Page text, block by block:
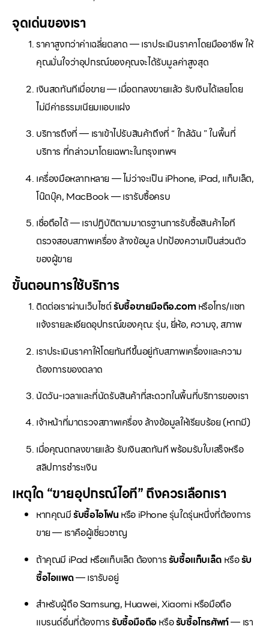
จุดเด่นของเรา
ราคาสูงกว่าค่าเฉลี่ยตลาด — เราประเมินราคาโดยมืออาชีพ ให้
คุณมั่นใจว่าอุปกรณ์ของคุณจะได้รับมูลค่าสูงสุด
เงินสดทันทีเมื่อขาย — เมื่อตกลงขายแล้ว รับเงินได้เลยโดย
ไม่มีค่าธรรมเนียมแอบแฝง
บริการถึงที่ — เราเข้าไปรับสินค้าถึงที่ “ ใกล้ฉัน ” ในพื้นที่
บริการ ที่กล่าวมาโดยเฉพาะในกรุงเทพฯ
เครื่องมือหลากหลาย — ไม่ว่าจะเป็น iPhone, iPad, แท็บเล็ต,
โน๊ตบุ๊ค, MacBook — เรารับซื้อครบ
เชื่อถือได้ — เราปฏิบัติตามมาตรฐานการรับซื้อสินค้าไอที
ตรวจสอบสภาพเครื่อง ล้างข้อมูล ปกป้องความเป็นส่วนตัว
ของผู้ขาย
ขั้นตอนการใช้บริการ
ติดต่อเราผ่านเว็บไซต์รับซื้อขายมือถือ.com หรือโทร/แชท
แจ้งรายละเอียดอุปกรณ์ของคุณ: รุ่น, ยี่ห้อ, ความจุ, สภาพ
เราประเมินราคาให้โดยทันทีขึ้นอยู่กับสภาพเครื่องและความ
ต้องการของตลาด
นัดวัน-เวลาและที่นัดรับสินค้าที่สะดวกในพื้นที่บริการของเรา
เจ้าหน้าที่มาตรวจสภาพเครื่อง ล้างข้อมูลให้เรียบร้อย (หากมี)
เมื่อคุณตกลงขายแล้ว รับเงินสดทันที พร้อมรับใบเสร็จหรือ
สลิปการชำระเงิน
เหตุใด “ขายอุปกรณ์ไอที” ถึงควรเลือกเรา
หากคุณมีรับซื้อไอโฟน หรือ iPhone รุ่นใดรุ่นหนึ่งที่ต้องการ
ขาย — เราคือผู้เชี่ยวชาญ
ถ้าคุณมี iPad หรือแท็บเล็ต ต้องการรับซื้อแท็บเล็ต หรือรับ
ซื้อไอแพด— เรารับอยู่
สำหรับผู้ถือ Samsung, Huawei, Xiaomi หรือมือถือ
แบรนด์อื่นที่ต้องการรับซื้อมือถือหรือรับซื้อโทรศัพท์— เรา